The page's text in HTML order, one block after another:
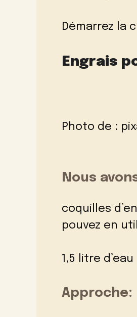
Démarrez la
Engrais
Photo de :
Nous
coquilles
pouvez en
1,5 litre d’eau
Approche: